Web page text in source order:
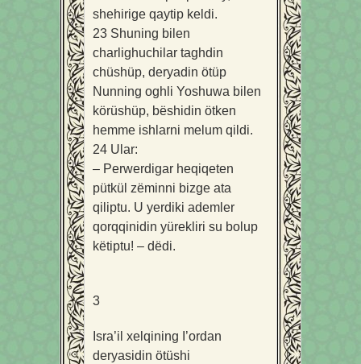
shehirige qaytip keldi.
23 Shuning bilen
charlighuchilar taghdin
chüshüp, deryadin ötüp
Nunning oghli Yoshuwa bilen
körüshüp, bëshidin ötken
hemme ishlarni melum qildi.
24 Ular:
– Perwerdigar heqiqeten
pütkül zëminni bizge ata
qiliptu. U yerdiki ademler
qorqqinidin yürekliri su bolup
këtiptu! – dëdi.
3
Isra’il xelqining I’ordan
deryasidin ötüshi